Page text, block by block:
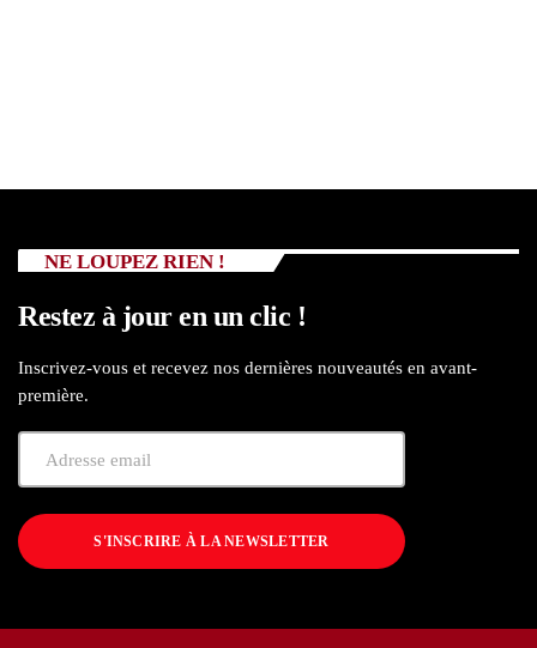
NE LOUPEZ RIEN !
Restez à jour en un clic !
Inscrivez-vous et recevez nos dernières nouveautés en avant-
première.
S'INSCRIRE À LA NEWSLETTER